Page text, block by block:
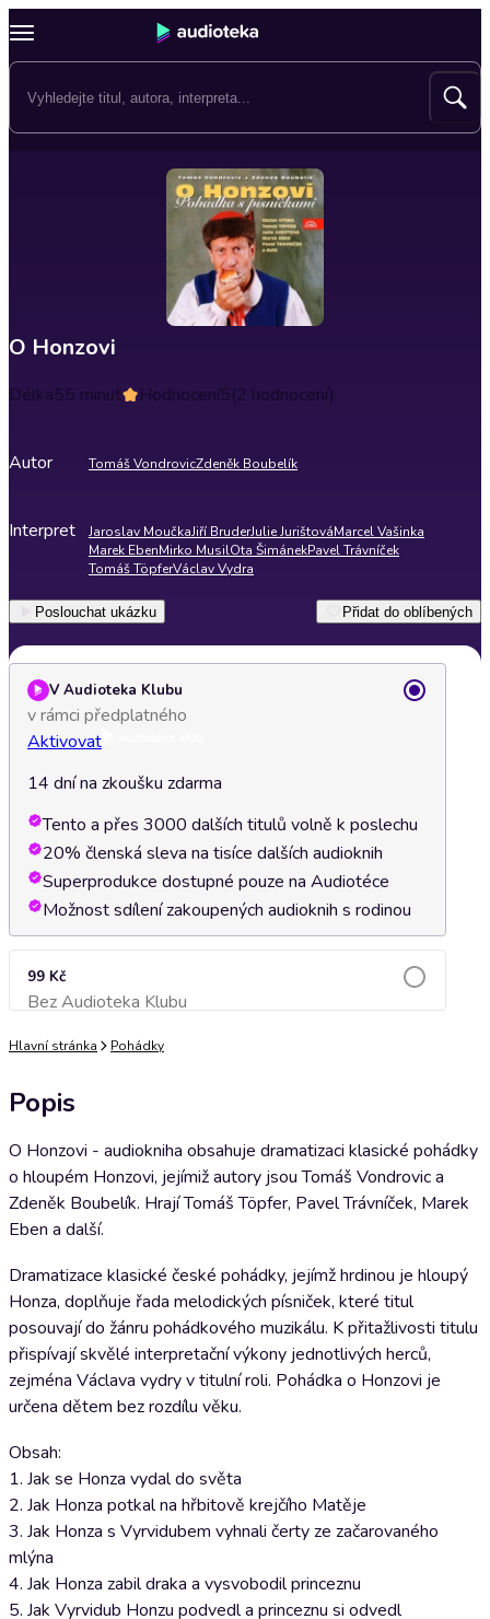
O Honzovi
Délka55 minut Hodnocení5(2 hodnocení)
Autor Tomáš VondrovicZdeněk Boubelík
Interpret Jaroslav MoučkaJiří BruderJulie JurištováMarcel Vašinka
Marek EbenMirko MusilOta ŠimánekPavel Trávníček
Tomáš TöpferVáclav Vydra
Poslouchat ukázku Přidat do oblíbených
V Audioteka Klubu
v rámci předplatného
Aktivovat
14 dní na zkoušku zdarma
Tento a přes 3000 dalších titulů volně k poslechu
20% členská sleva na tisíce dalších audioknih
Superprodukce dostupné pouze na Audiotéce
Možnost sdílení zakoupených audioknih s rodinou
99 Kč
Bez Audioteka KlubuPřidat do košíku
Hlavní stránka Pohádky
Popis
O Honzovi - audiokniha obsahuje dramatizaci klasické pohádky
o hloupém Honzovi, jejímiž autory jsou Tomáš Vondrovic a
Zdeněk Boubelík. Hrají Tomáš Töpfer, Pavel Trávníček, Marek
Eben a další.
Dramatizace klasické české pohádky, jejímž hrdinou je hloupý
Honza, doplňuje řada melodických písniček, které titul
posouvají do žánru pohádkového muzikálu. K přitažlivosti titulu
přispívají skvělé interpretační výkony jednotlivých herců,
zejména Václava vydry v titulní roli. Pohádka o Honzovi je
určena dětem bez rozdílu věku.
Obsah:
1. Jak se Honza vydal do světa
2. Jak Honza potkal na hřbitově krejčího Matěje
3. Jak Honza s Vyrvidubem vyhnali čerty ze začarovaného
mlýna
4. Jak Honza zabil draka a vysvobodil princeznu
5. Jak Vyrvidub Honzu podvedl a princeznu si odvedl